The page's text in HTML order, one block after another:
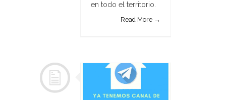
en todo el territorio.
Read More →